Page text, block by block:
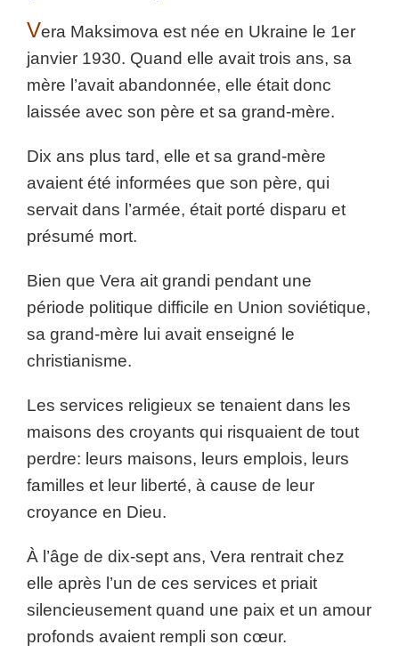
Vera Maksimova est née en Ukraine le 1er
janvier 1930. Quand elle avait trois ans, sa
mère l’avait abandonnée, elle était donc
laissée avec son père et sa grand-mère.
Dix ans plus tard, elle et sa grand-mère
avaient été informées que son père, qui
servait dans l’armée, était porté disparu et
présumé mort.
Bien que Vera ait grandi pendant une
période politique difficile en Union soviétique,
sa grand-mère lui avait enseigné le
christianisme.
Les services religieux se tenaient dans les
maisons des croyants qui risquaient de tout
perdre: leurs maisons, leurs emplois, leurs
familles et leur liberté, à cause de leur
croyance en Dieu.
À l’âge de dix-sept ans, Vera rentrait chez
elle après l’un de ces services et priait
silencieusement quand une paix et un amour
profonds avaient rempli son cœur.